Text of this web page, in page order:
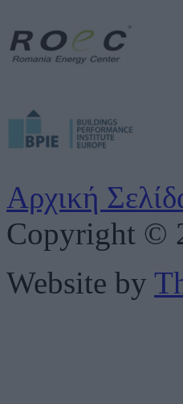
Αρχική
Copyright ©
Website by